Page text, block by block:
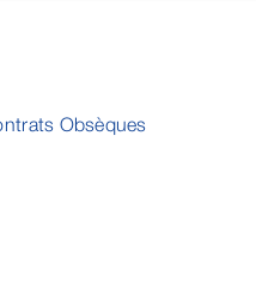
Obsèques